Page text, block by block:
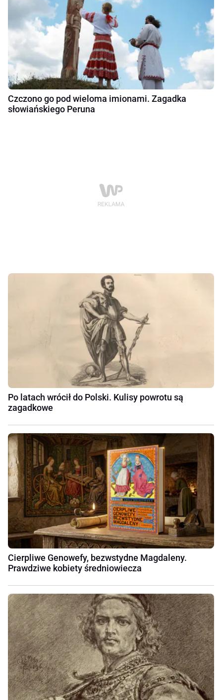
Czczono go pod wieloma imionami. Zagadka
słowiańskiego Peruna
Po latach wrócił do Polski. Kulisy powrotu są
zagadkowe
Cierpliwe Genowefy, bezwstydne Magdaleny.
Prawdziwe kobiety średniowiecza